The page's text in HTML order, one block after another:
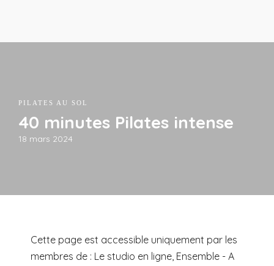
PILATES AU SOL
40 minutes Pilates intense
18 mars 2024
Cette page est accessible uniquement par les
membres de : Le studio en ligne, Ensemble - A